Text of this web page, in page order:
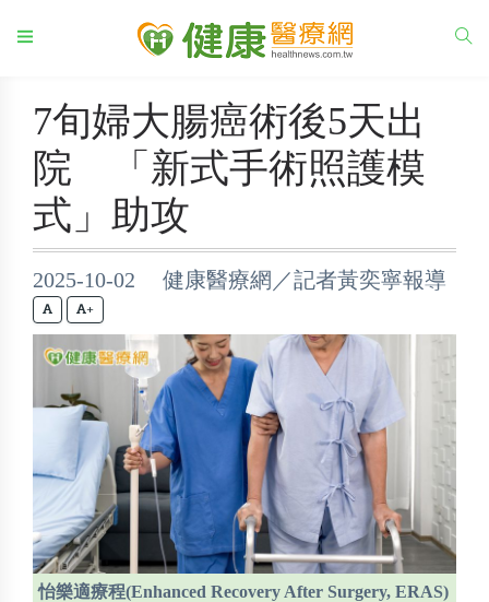
7旬婦大腸癌術後5天出
院 「新式手術照護模
式」助攻
2025-10-02 健康醫療網／記者黃奕寧報導
+
怡樂適療程(Enhanced Recovery After Surgery, ERAS)